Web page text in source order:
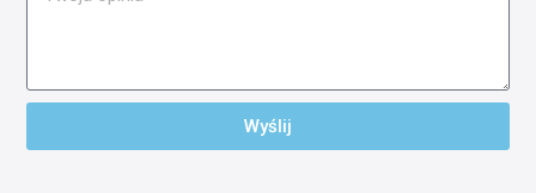
Wyślij